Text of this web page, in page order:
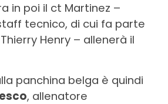
in poi il ct Martinez –
tecnico, di cui fa parte
Henry – allenerà il
panchina belga è quindi
, allenatore